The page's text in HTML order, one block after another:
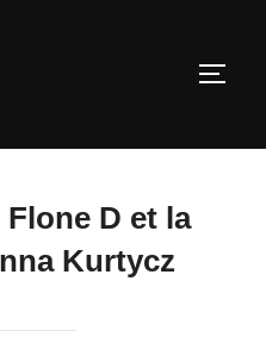
Flone D et la
Kurtycz